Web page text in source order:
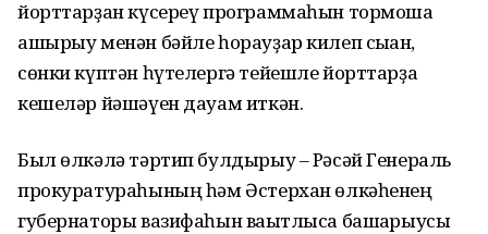
йорттарҙан күсереү программаһын тормошҡа
ашырыу менән бәйле һорауҙар килеп сыҡҡан,
сөнки күптән һүтелергә тейешле йорттарҙа
кешеләр йәшәүен дауам иткән.
Был өлкәлә тәртип булдырыу – Рәсәй Генераль
прокуратураһының һәм Әстерхан өлкәһенең
губернаторы вазифаһын ваҡытлыса башҡарыусы